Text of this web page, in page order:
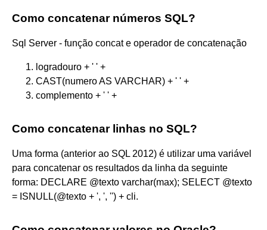
Como concatenar números SQL?
Sql Server - função concat e operador de concatenação
logradouro + ' ' +
CAST(numero AS VARCHAR) + ' ' +
complemento + ' ' +
Como concatenar linhas no SQL?
Uma forma (anterior ao SQL 2012) é utilizar uma variável
para concatenar os resultados da linha da seguinte
forma: DECLARE @texto varchar(max); SELECT @texto
= ISNULL(@texto + ', ', '') + cli.